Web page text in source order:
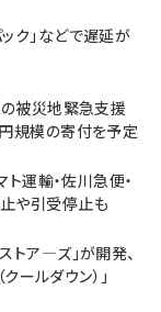
ク」などで遅延が
の被災地緊急支援
規模の寄付を予定
運輸・佐川急便・
や引受停止も
トア―ズ」が開発、
ールダウン）」